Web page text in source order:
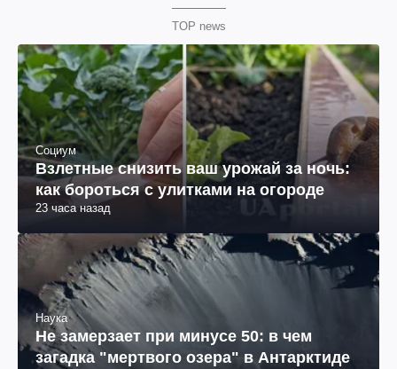
TOP news
Социум
Взлетные снизить ваш урожай за ночь:
как бороться с улитками на огороде
23 часа назад
Наука
Не замерзает при минусе 50: в чем
загадка "мертвого озера" в Антарктиде